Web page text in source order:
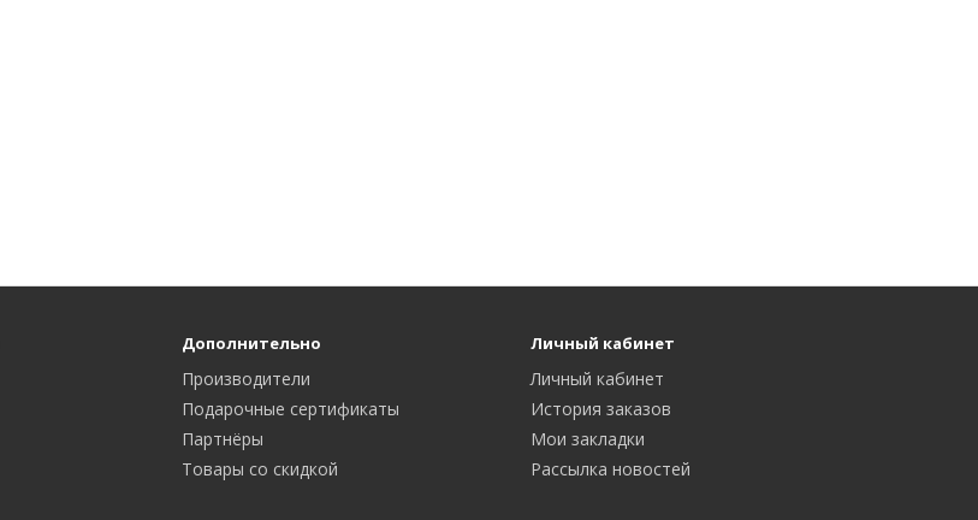
Дополнительно
Производители
Подарочные сертификаты
Партнёры
Товары со скидкой
Личный кабинет
Личный кабинет
История заказов
Мои закладки
Рассылка новостей